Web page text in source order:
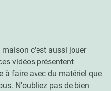
maison c'est aussi jouer
vidéos présentent
à faire avec du matériel que
N'oubliez pas de bien